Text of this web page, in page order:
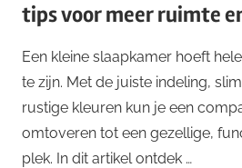
tips voor meer ruimte
Een kleine slaapkamer hoeft
te zijn. Met de juiste indeling,
rustige kleuren kun je een
omtoveren tot een gezellige,
plek. In dit artikel ontdek …